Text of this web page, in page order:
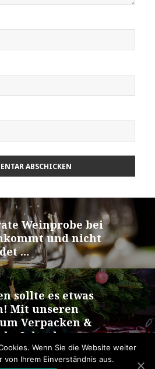
Weinprobe bei
und nicht
…
sollte es etwas
Mit unseren
Verpacken &
Schenken
Wenn Sie die Website weiter
von Ihrem Einverständnis aus.